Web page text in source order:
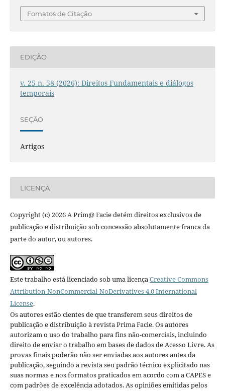
Fomatos de Citação
EDIÇÃO
v. 25 n. 58 (2026): Direitos Fundamentais e diálogos
temporais
SEÇÃO
Artigos
LICENÇA
Copyright (c) 2026 A Prim@ Facie detém direitos exclusivos de
publicação e distribuição sob concessão absolutamente franca da
parte do autor, ou autores.
Este trabalho está licenciado sob uma licençaCreative Commons
Attribution-NonCommercial-NoDerivatives 4.0 International
License.
Os autores estão cientes de que transferem seus direitos de
publicação e distribuição à revista Prima Facie. Os autores
autorizam o uso do trabalho para fins não-comerciais, incluindo
direito de enviar o trabalho em bases de dados de Acesso Livre. As
provas finais poderão não ser enviadas aos autores antes da
publicação, seguindo a revista seu padrão técnico explicitado nas
suas normas e nos formatos praticados em acordo com a CAPES e
com padrões de excelência adotados. As opiniões emitidas pelos